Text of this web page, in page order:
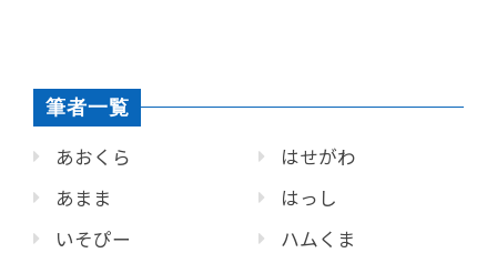
筆者一覧
あおくら
あまま
いそぴー
はせがわ
はっし
ハムくま